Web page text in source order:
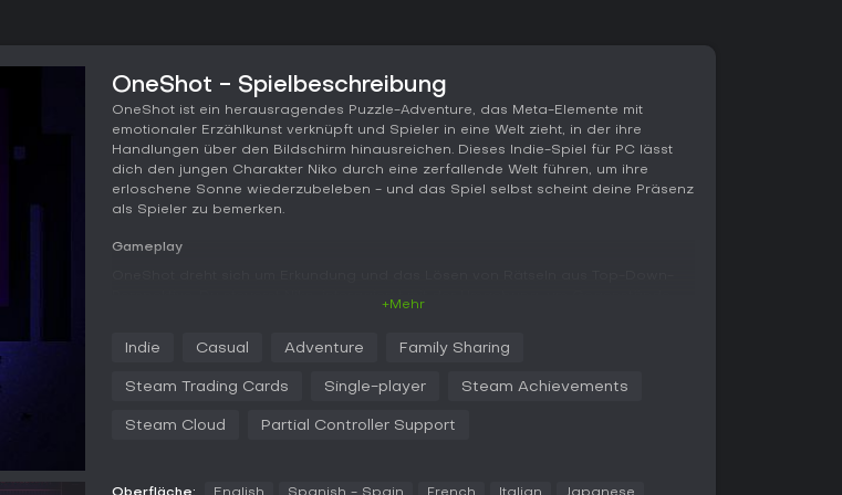
OneShot - Spielbeschreibung
OneShot ist ein herausragendes Puzzle-Adventure, das Meta-Elemente mit
emotionaler Erzählkunst verknüpft und Spieler in eine Welt zieht, in der ihre
Handlungen über den Bildschirm hinausreichen. Dieses Indie-Spiel für PC lässt
dich den jungen Charakter Niko durch eine zerfallende Welt führen, um ihre
erloschene Sonne wiederzubeleben - und das Spiel selbst scheint deine Präsenz
als Spieler zu bemerken.
Gameplay
Elemente außerhalb des SpielFensters manipulierst oder mit Konsequenzen
kreatives Denken, das Kombinieren von Objekten auf unerwartete Weise oder das
+Mehr
Indie Casual Adventure Family Sharing
Steam Trading Cards Single-player Steam Achievements
Steam Cloud Partial Controller Support